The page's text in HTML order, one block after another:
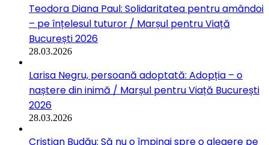
Teodora Diana Paul: Solidaritatea pentru amândoi
– pe înțelesul tuturor / Marșul pentru Viață
București 2026
28.03.2026
Larisa Negru, persoană adoptată: Adopția – o
naștere din inimă / Marșul pentru Viață București
2026
28.03.2026
Cristian Budău: Să nu o împingi spre o alegere pe